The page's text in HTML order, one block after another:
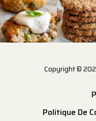
Copyright ©
Politique De